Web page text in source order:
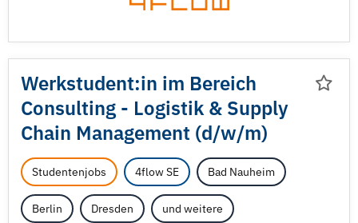
Werkstudent:in im Bereich
Consulting - Logistik & Supply
Chain Management (d/w/m)
Studentenjobs 4flow SE Bad Nauheim
Berlin Dresden und weitere